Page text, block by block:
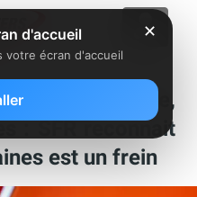
chez Free,
: SFR reconnait
est un frein
✕
d'accueil
votre écran d'accueil